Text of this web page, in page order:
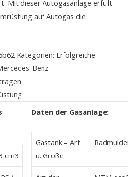
Mit dieser Autogasanlage erfüllt
auf Autogas die
Kategorien: Erfolgreiche
Benz
cm3
Daten der Gasanlage:
Gastank – Art
u. Größe: